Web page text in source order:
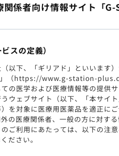
係者向け情報サイト「G-
スの定義）
以下、「ギリアド」といいます
」（https://www.g-station-
の医学および医療情報等の提供サ
ウェブサイト（以下、「本サイ
を対象に医療用医薬品を適正に
の医療関係者、一般の方に対す
ご利用にあたっては、以下の注
ださい。